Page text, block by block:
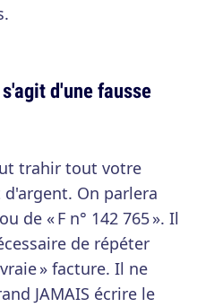
d'une fausse
trahir tout votre
On parlera
de « F n° 142 765 ». Il
de répéter
» facture. Il ne
JAMAIS écrire le